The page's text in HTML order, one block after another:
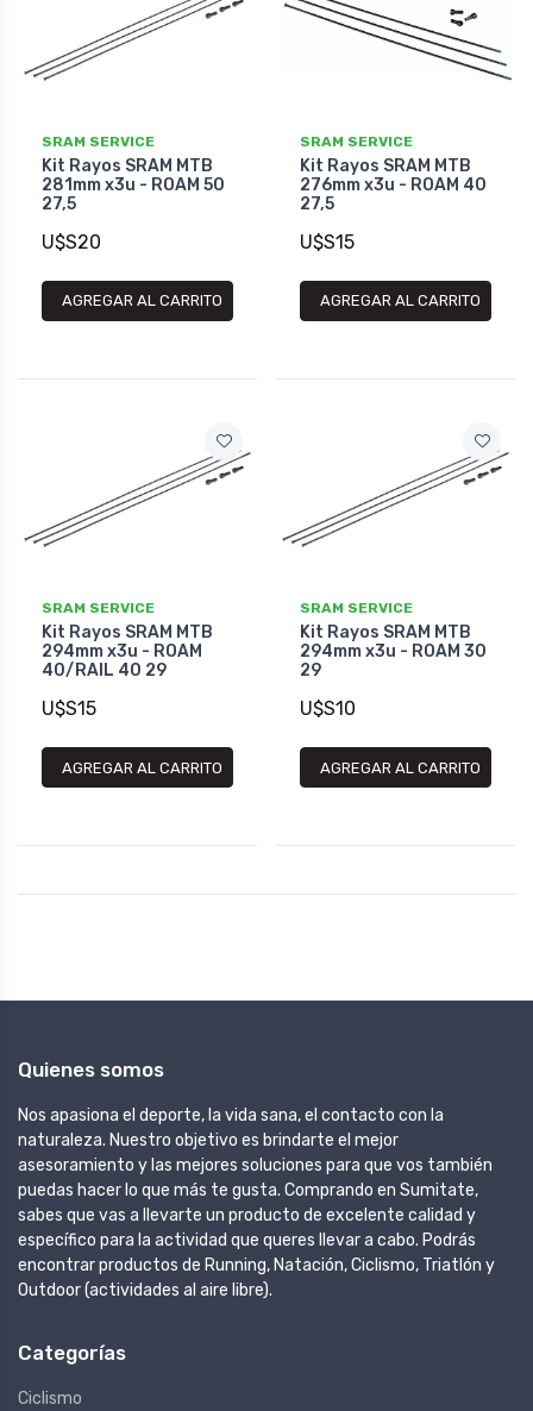
SRAM SERVICE
Kit Rayos SRAM MTB
281mm x3u - ROAM 50
27,5
U$S20
AGREGAR AL CARRITO
SRAM SERVICE
Kit Rayos SRAM MTB
276mm x3u - ROAM 40
27,5
U$S15
AGREGAR AL CARRITO
SRAM SERVICE
Kit Rayos SRAM MTB
294mm x3u - ROAM
40/RAIL 40 29
U$S15
AGREGAR AL CARRITO
SRAM SERVICE
Kit Rayos SRAM MTB
294mm x3u - ROAM 30
29
U$S10
AGREGAR AL CARRITO
Quienes somos
Nos apasiona el deporte, la vida sana, el contacto con la
naturaleza. Nuestro objetivo es brindarte el mejor
asesoramiento y las mejores soluciones para que vos también
puedas hacer lo que más te gusta. Comprando en Sumitate,
sabes que vas a llevarte un producto de excelente calidad y
específico para la actividad que queres llevar a cabo. Podrás
encontrar productos de Running, Natación, Ciclismo, Triatlón y
Outdoor (actividades al aire libre).
Categorías
Ciclismo